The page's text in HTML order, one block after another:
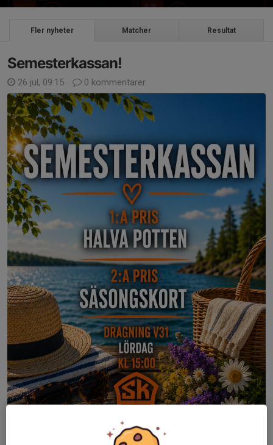
Fler nyheter Matcher Resultat
Semesterkassan!
26 jul, 09:15 0 kommentarer